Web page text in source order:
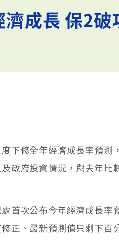
成長 保2破
修全年經濟成長率預測
政府投資情況，與去年比
次公布今年經濟成長率
正、最新預測值只剩下百